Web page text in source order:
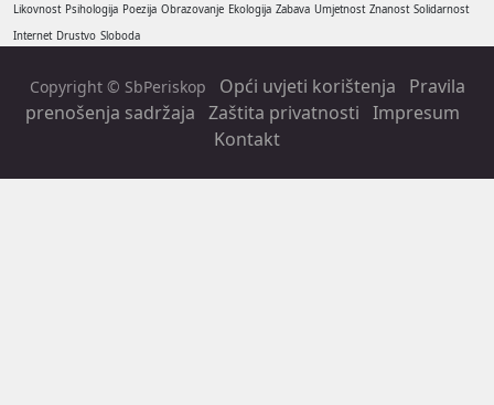
Likovnost Psihologija Poezija Obrazovanje Ekologija Zabava Umjetnost Znanost Solidarnost
Internet Drustvo Sloboda
Copyright © SbPeriskop Opći uvjeti korištenja
Pravila
prenošenja sadržaja Zaštita privatnosti Impresum
Kontakt